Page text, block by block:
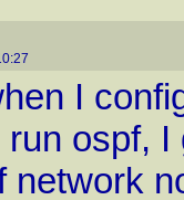
I
ospf,
network